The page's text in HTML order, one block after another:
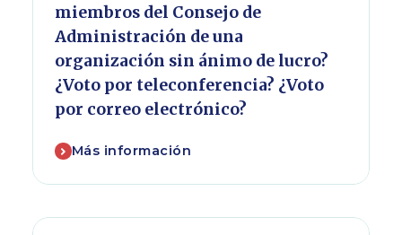
miembros del Consejo de
Administración de una
organización sin ánimo de lucro?
¿Voto por teleconferencia? ¿Voto
por correo electrónico?
Más información